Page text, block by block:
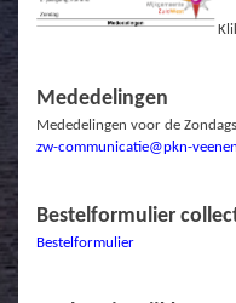
Mededelingen
Mededelingen voor de
zw-communicatie@pkn-
Bestelformulier
Bestelformulier